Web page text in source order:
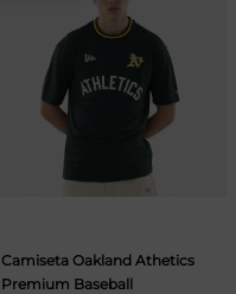
Camiseta Oakland Athetics
Premium Baseball